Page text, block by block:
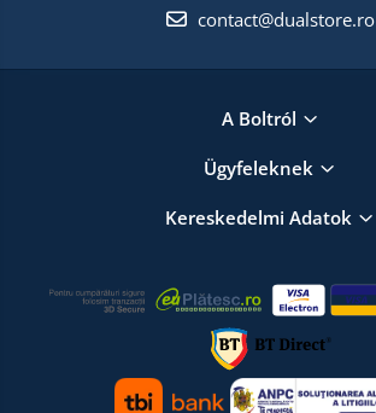
contact@dualstore.ro
A Boltról
Ügyfeleknek
Kereskedelmi Adatok